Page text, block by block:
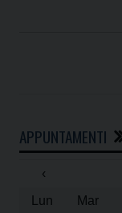
APPUNTAMENTI
‹
Lun
Mar